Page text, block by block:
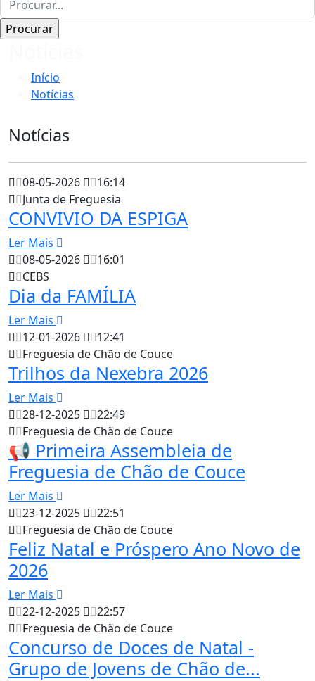
Início
Notícias
Notícias
08-05-2026
16:14
Junta de Freguesia
CONVIVIO DA ESPIGA
Ler Mais
08-05-2026
16:01
CEBS
Dia da FAMÍLIA
Ler Mais
12-01-2026
12:41
Freguesia de Chão de Couce
Trilhos da Nexebra 2026
Ler Mais
28-12-2025
22:49
Freguesia de Chão de Couce
📢 Primeira Assembleia de
Freguesia de Chão de Couce
Ler Mais
23-12-2025
22:51
Freguesia de Chão de Couce
Feliz Natal e Próspero Ano Novo de
2026
Ler Mais
22-12-2025
22:57
Freguesia de Chão de Couce
Concurso de Doces de Natal -
Grupo de Jovens de Chão de...